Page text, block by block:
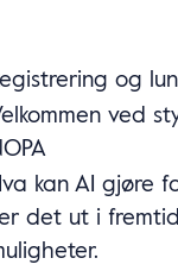
og
ved
kan AI gjøre
det ut i